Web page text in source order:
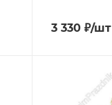
3 330₽/шт